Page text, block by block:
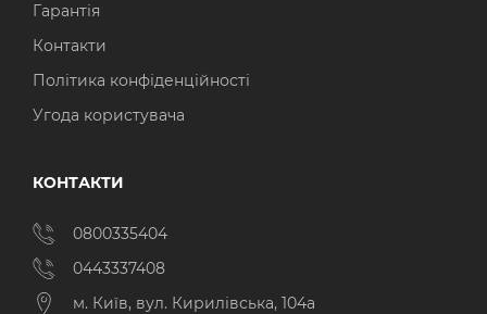
Гарантія
Контакти
Політика конфіденційності
Угода користувача
КОНТАКТИ
0800335404
0443337408
м. Київ, вул. Кирилівська, 104а